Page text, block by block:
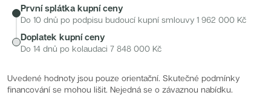
První splátka kupní ceny
Do 10 dnů po podpisu budoucí kupní smlouvy 1 962 000 Kč
Doplatek kupní ceny
Do 14 dnů po kolaudaci 7 848 000 Kč
Uvedené hodnoty jsou pouze orientační. Skutečné podmínky
financování se mohou lišit. Nejedná se o závaznou nabídku.
Nový byt 5+kk - Villa Chuchle
Aldrov Resort
Nový byt 3+kk - VARTA
Bělehradská 29
Slavíkova 6
Střížkovský dvůr
Rezidence Cikorka